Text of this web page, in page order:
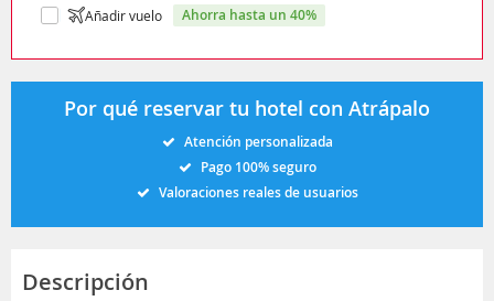
Añadir vuelo ahorra hasta un 40%
Por qué reservar tu hotel con Atrápalo
Atención personalizada
Pago 100% seguro
Valoraciones reales de usuarios
Descripción